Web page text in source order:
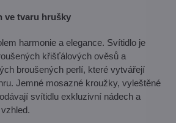
ve tvaru hrušky
harmonie a elegance. Svítidlo je
křišťálových ověsů a
broušených perlí, které vytvářejí
Jemné mosazné kroužky, vyleštěné
svítidlu exkluzivní nádech a